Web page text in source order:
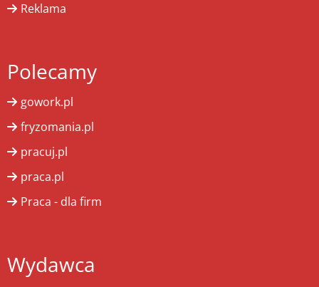
Reklama
Polecamy
gowork.pl
fryzomania.pl
pracuj.pl
praca.pl
Praca - dla firm
Wydawca